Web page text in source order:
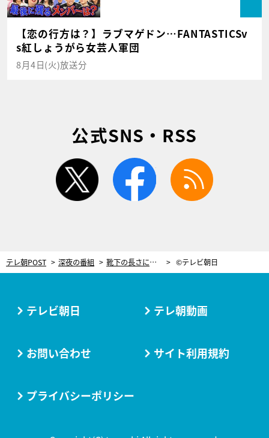
【恋の行方は？】ラブマゲドン…FANTASTICSv
s紅しょうがら女芸人軍団
8月4日(火)放送分
公式SNS・RSS
twitter facebook
テレ朝POST 深夜の番組 靴下の長さにもこだわる。『東京独身男子』に見る、ドラマ劇中ファッションの奥深さ ©テレビ朝日
テレビ朝日 テレ朝動画
お問い合わせ サイト利用規約
プライバシーポリシー